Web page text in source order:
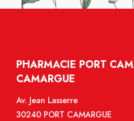
PHARMACIE PORT
CAMARGUE
Av. Jean Lasserre
30240 PORT CAMARGUE